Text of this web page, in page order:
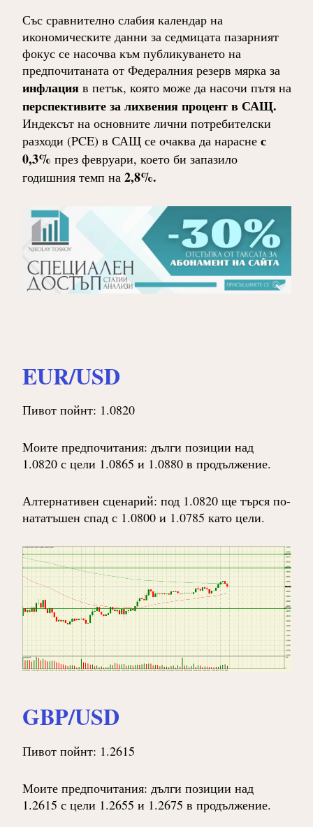
Със сравнително слабия календар на
икономическите данни за седмицата пазарният
фокус се насочва към публикуването на
предпочитаната от Федералния резерв мярка за
инфлацияв петък, която може да насочи пътя на
перспективите за лихвения процент в САЩ.
Индексът на основните лични потребителски
разходи (PCE) в САЩ се очаква да нарасне с
0,3% през февруари, което би запазило
годишния темп на 2,8%.
EUR/USD
Пивот пойнт: 1.0820
Моите предпочитания: дълги позиции над
1.0820 с цели 1.0865 и 1.0880 в продължение.
Алтернативен сценарий: под 1.0820 ще търся по-
нататъшен спад с 1.0800 и 1.0785 като цели.
GBP/USD
Пивот пойнт: 1.2615
Моите предпочитания: дълги позиции над
1.2615 с цели 1.2655 и 1.2675 в продължение.